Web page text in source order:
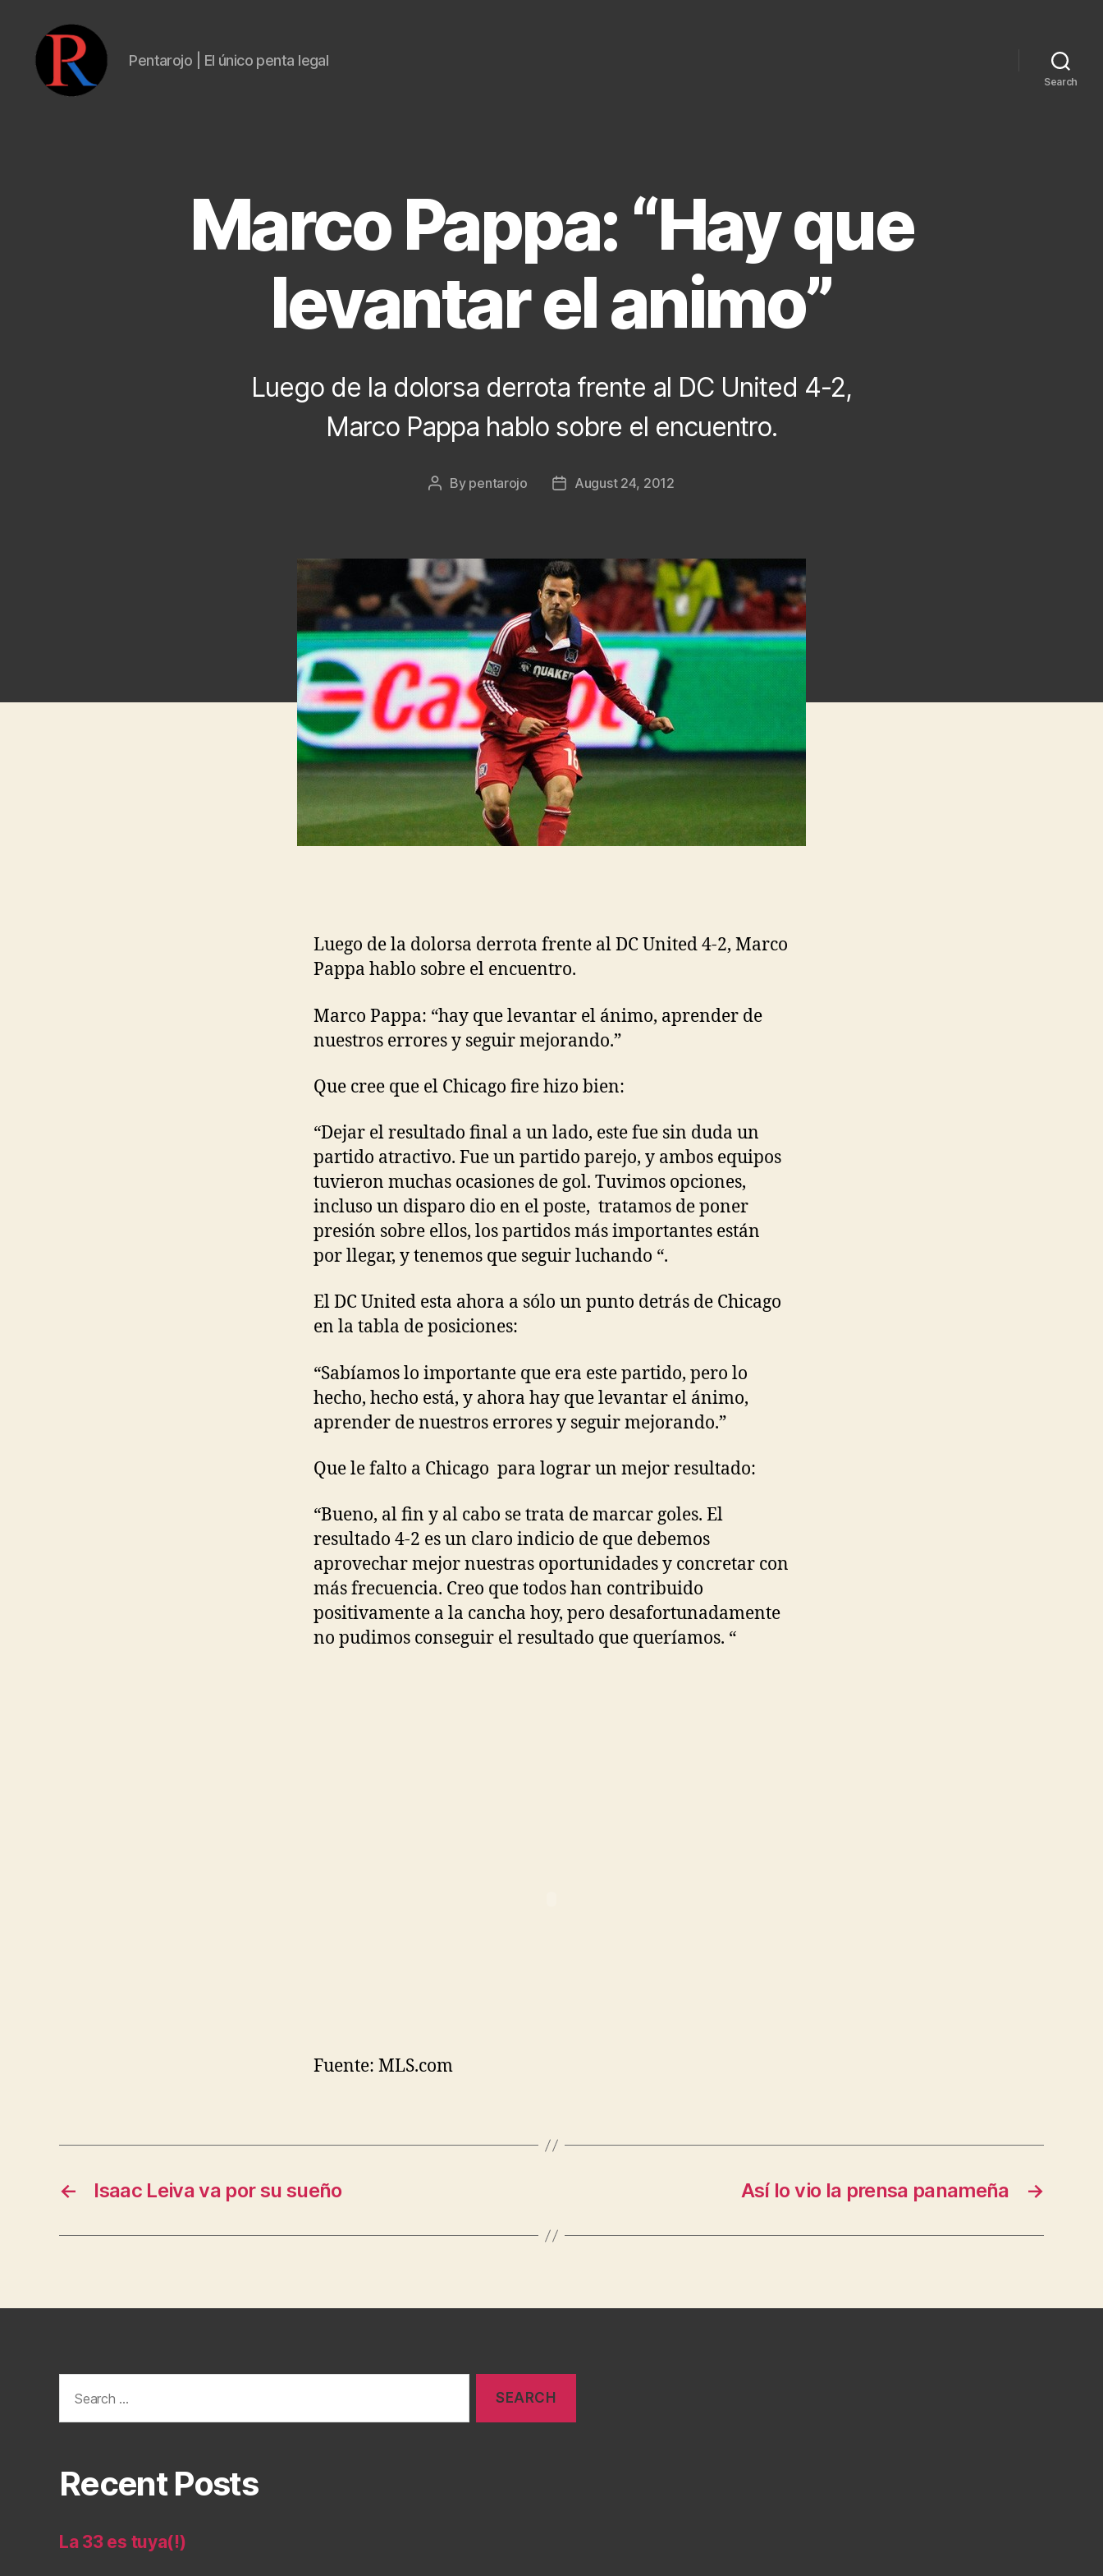
Pentarojo | El único penta legal
Search
Marco Pappa: “Hay que
levantar el animo”
Luego de la dolorsa derrota frente al DC United 4-2,
Marco Pappa hablo sobre el encuentro.
Post
By pentarojo
PostAugust 24, 2012
Luego de la dolorsa derrota frente al DC United 4-2, Marco
Pappa hablo sobre el encuentro.
Marco Pappa: “hay que levantar el ánimo, aprender de
nuestros errores y seguir mejorando.”
Que cree que el Chicago fire hizo bien:
“Dejar el resultado final a un lado, este fue sin duda un
partido atractivo. Fue un partido parejo, y ambos equipos
tuvieron muchas ocasiones de gol. Tuvimos opciones,
incluso un disparo dio en el poste, tratamos de poner
presión sobre ellos, los partidos más importantes están
por llegar, y tenemos que seguir luchando “.
El DC United esta ahora a sólo un punto detrás de Chicago
en la tabla de posiciones:
“Sabíamos lo importante que era este partido, pero lo
hecho, hecho está, y ahora hay que levantar el ánimo,
aprender de nuestros errores y seguir mejorando.”
Que le falto a Chicago para lograr un mejor resultado:
“Bueno, al fin y al cabo se trata de marcar goles. El
resultado 4-2 es un claro indicio de que debemos
aprovechar mejor nuestras oportunidades y concretar con
más frecuencia. Creo que todos han contribuido
positivamente a la cancha hoy, pero desafortunadamente
no pudimos conseguir el resultado que queríamos. “
Fuente: MLS.com
← Isaac Leiva va por su sueño →
Así lo vio la prensa panameña
for:
Recent Posts
La 33 es tuya(!)